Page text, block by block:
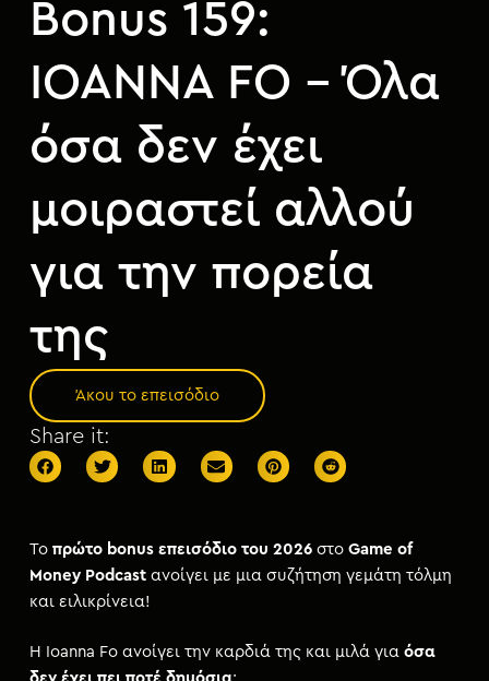
Bonus 159:
IOANNA FO – Όλα
όσα δεν έχει
μοιραστεί αλλού
για την πορεία
της
Άκου το επεισόδιο
Share it:
Το πρώτο bonus επεισόδιο του 2026στο Game of
Money Podcastανοίγει με μια συζήτηση γεμάτη τόλμη
και ειλικρίνεια!
Η Ioanna Fo ανοίγει την καρδιά της και μιλά για όσα